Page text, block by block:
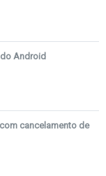
Android
cancelamento de